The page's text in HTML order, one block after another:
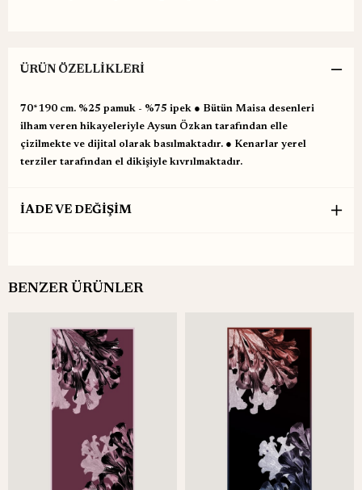
ÜRÜN ÖZELLIKLERI
70*190 cm. %25 pamuk - %75 ipek ● Bütün Maisa desenleri
ilham veren hikayeleriyle Aysun Özkan tarafından elle
çizilmekte ve dijital olarak basılmaktadır. ● Kenarlar yerel
terziler tarafından el dikişiyle kıvrılmaktadır.
İADE VE DEĞİŞİM
BENZER ÜRÜNLER